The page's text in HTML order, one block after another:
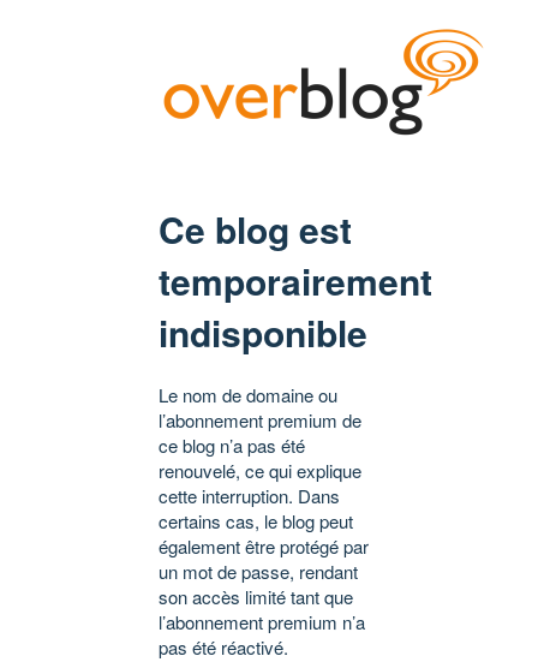
Ce blog est
temporairement
indisponible
Le nom de domaine ou
l’abonnement premium de
ce blog n’a pas été
renouvelé, ce qui explique
cette interruption. Dans
certains cas, le blog peut
également être protégé par
un mot de passe, rendant
son accès limité tant que
l’abonnement premium n’a
pas été réactivé.